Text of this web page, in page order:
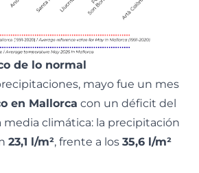
de lo normal
mayo fue un mes
en Mallorca con un déficit del
media climática: la precipitación
23,1 l/m², frente a los 35,6 l/m²